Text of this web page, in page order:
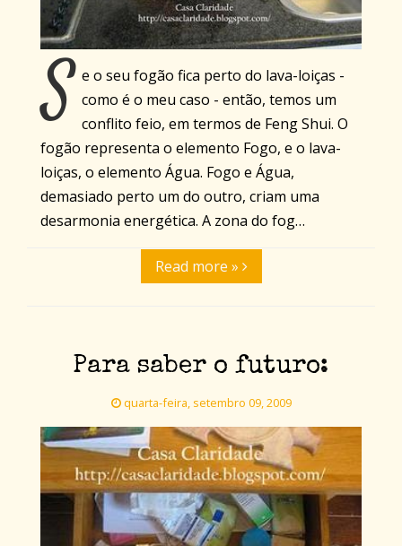
S e o seu fogão fica perto do lava-loiças -
como é o meu caso - então, temos um
conflito feio, em termos de Feng Shui. O
fogão representa o elemento Fogo, e o lava-
loiças, o elemento Água. Fogo e Água,
demasiado perto um do outro, criam uma
desarmonia energética. A zona do fog…
Read more »
Para saber o futuro:
quarta-feira, setembro 09, 2009